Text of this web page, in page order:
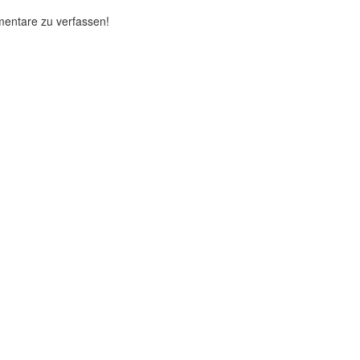
zu verfassen!